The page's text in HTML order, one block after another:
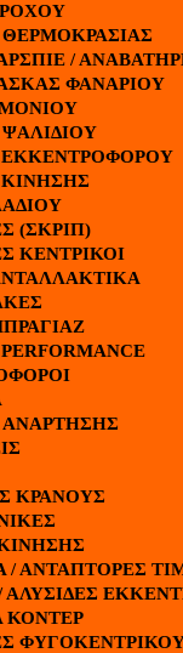
ΘΕΡΜΟΚΡΑΣΙΑΣ
/
ΦΑΝΑΡΙΟΥ
ΕΚΚΕΝΤΡΟΦΟΡΟΥ
ΚΙΝΗΣΗΣ
(ΣΚΡΙΠ)
ΚΕΝΤΡΙΚΟΙ
ΑΝΑΡΤΗΣΗΣ
ΚΡΑΝΟΥΣ
/ ΑΝΤΑΠΤΟΡΕΣ
ΑΛΥΣΙΔΕΣ